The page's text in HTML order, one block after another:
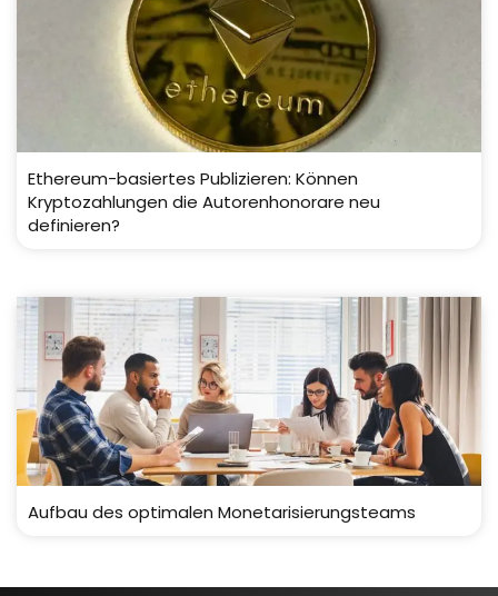
Ethereum-basiertes Publizieren: Können
Kryptozahlungen die Autorenhonorare neu
definieren?
Aufbau des optimalen Monetarisierungsteams